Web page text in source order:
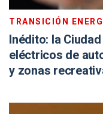
TRANSICIÓN
Inédito: la
eléctricos de
y zonas